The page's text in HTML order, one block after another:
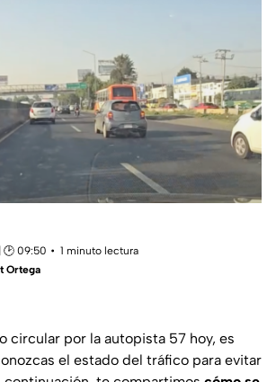
🕑 09:50
1 minuto lectura
Ortega
circular por la autopista 57 hoy, es
el estado del tráfico para evitar